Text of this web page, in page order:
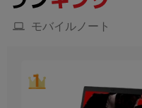
モバイルノート